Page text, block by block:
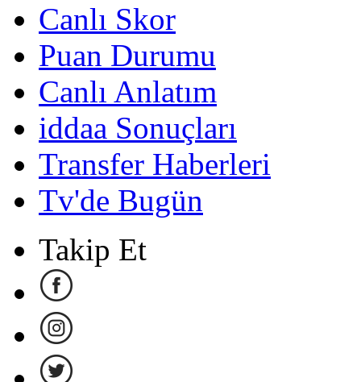
Canlı Skor
Puan Durumu
Canlı Anlatım
iddaa Sonuçları
Transfer Haberleri
Tv'de Bugün
Takip Et